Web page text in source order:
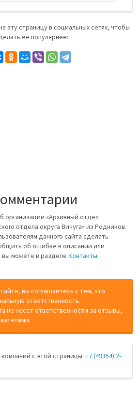
эту страницу в социальных сетях, чтобы
её популярнее:
организации «Архивный отдел
отдела округа Вичуга» из Родников.
данного сайта сделать
об ошибке в описании или
вы можете в разделе Контакты.
вы соглашаетесь с тем, что
ответственность.
не несет ответственности за отзывы,
с этой страницы: +7 (49354) 2-